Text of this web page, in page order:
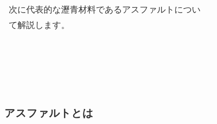
次に代表的な瀝青材料であるアスファルトについ
て解説します。
アスファルトとは